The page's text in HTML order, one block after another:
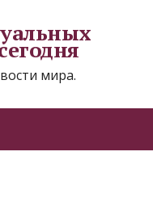
мира.